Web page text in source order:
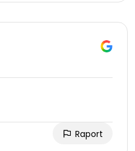
Raport